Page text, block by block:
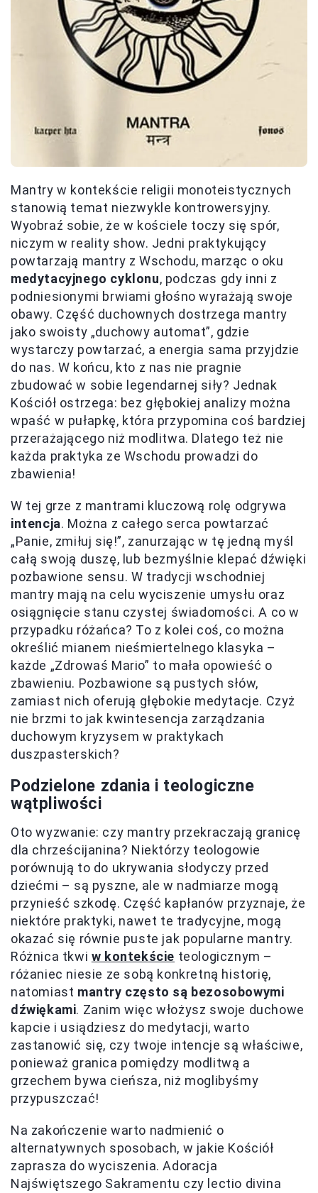
Mantry w kontekście religii monoteistycznych
stanowią temat niezwykle kontrowersyjny.
Wyobraź sobie, że w kościele toczy się spór,
niczym w reality show. Jedni praktykujący
powtarzają mantry z Wschodu, marząc o oku
medytacyjnego cyklonu, podczas gdy inni z
podniesionymi brwiami głośno wyrażają swoje
obawy. Część duchownych dostrzega mantry
jako swoisty „duchowy automat”, gdzie
wystarczy powtarzać, a energia sama przyjdzie
do nas. W końcu, kto z nas nie pragnie
zbudować w sobie legendarnej siły? Jednak
Kościół ostrzega: bez głębokiej analizy można
wpaść w pułapkę, która przypomina coś bardziej
przerażającego niż modlitwa. Dlatego też nie
każda praktyka ze Wschodu prowadzi do
zbawienia!
W tej grze z mantrami kluczową rolę odgrywa
intencja. Można z całego serca powtarzać
„Panie, zmiłuj się!”, zanurzając w tę jedną myśl
całą swoją duszę, lub bezmyślnie klepać dźwięki
pozbawione sensu. W tradycji wschodniej
mantry mają na celu wyciszenie umysłu oraz
osiągnięcie stanu czystej świadomości. A co w
przypadku różańca? To z kolei coś, co można
określić mianem nieśmiertelnego klasyka –
każde „Zdrowaś Mario” to mała opowieść o
zbawieniu. Pozbawione są pustych słów,
zamiast nich oferują głębokie medytacje. Czyż
nie brzmi to jak kwintesencja zarządzania
duchowym kryzysem w praktykach
duszpasterskich?
Podzielone zdania i teologiczne
wątpliwości
Oto wyzwanie: czy mantry przekraczają granicę
dla chrześcijanina? Niektórzy teologowie
porównują to do ukrywania słodyczy przed
dziećmi – są pyszne, ale w nadmiarze mogą
przynieść szkodę. Część kapłanów przyznaje, że
niektóre praktyki, nawet te tradycyjne, mogą
okazać się równie puste jak popularne mantry.
Różnica tkwi w kontekście teologicznym –
różaniec niesie ze sobą konkretną historię,
natomiast mantry często są bezosobowymi
dźwiękami. Zanim więc włożysz swoje duchowe
kapcie i usiądziesz do medytacji, warto
zastanowić się, czy twoje intencje są właściwe,
ponieważ granica pomiędzy modlitwą a
grzechem bywa cieńsza, niż moglibyśmy
przypuszczać!
Na zakończenie warto nadmienić o
alternatywnych sposobach, w jakie Kościół
zaprasza do wyciszenia. Adoracja
Najświętszego Sakramentu czy lectio divina